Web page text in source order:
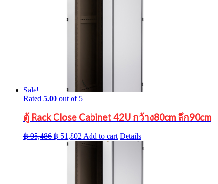
Sale!
Rated 5.00 out of 5
ตู้ Rack Close Cabinet 42U กว้าง80cm ลึก90cm
฿95,486 Original
price
฿ 51,802 Current
price
Add to cart Details